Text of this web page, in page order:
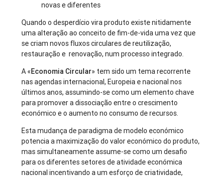
novas e diferentes
Quando o desperdício vira produto existe nitidamente
uma alteração ao conceito de fim-de-vida uma vez que
se criam novos fluxos circulares de reutilização,
restauração e renovação, num processo integrado.
A «Economia Circular» tem sido um tema recorrente
nas agendas internacional, Europeia e nacional nos
últimos anos, assumindo-se como um elemento chave
para promover a dissociação entre o crescimento
económico e o aumento no consumo de recursos.
Esta mudança de paradigma de modelo económico
potencia a maximização do valor económico do produto,
mas simultaneamente assume-se como um desafio
para os diferentes setores de atividade económica
nacional incentivando a um esforço de criatividade,